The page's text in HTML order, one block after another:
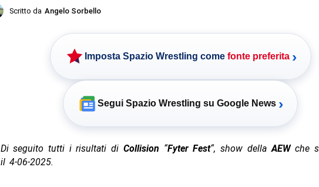
Scritto da Angelo Sorbello
Imposta Spazio Wrestling come fonte preferita ›
Segui Spazio Wrestling su Google News ›
Di seguito tutti i risultati di Collision “Fyter Fest“, show della AEWche
il 4-06-2025.